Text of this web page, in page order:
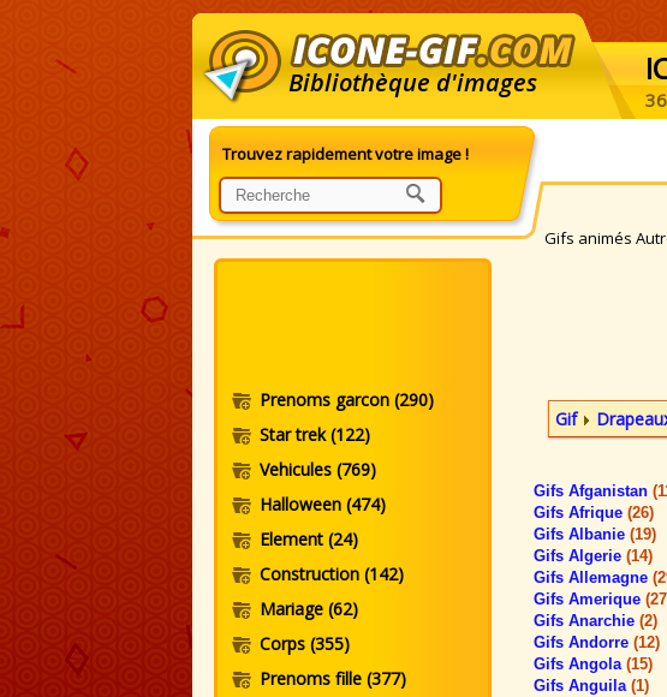
Bibliothèque d'images
Trouvez rapidement votre image !
Prenoms garcon (290)
Star trek(122)
Vehicules (769)
Halloween (474)
Element (24)
Construction (142)
Mariage (62)
Corps (355)
Prenoms fille (377)
Gifs animés
Gif
Gifs Afganistan
Gifs Afrique (26)
Gifs Albanie (19)
Gifs Algerie (14)
Gifs Allemagne
Gifs Amerique
Gifs Anarchie (2)
Gifs Andorre (12)
Gifs Angola (15)
Gifs Anguila (1)